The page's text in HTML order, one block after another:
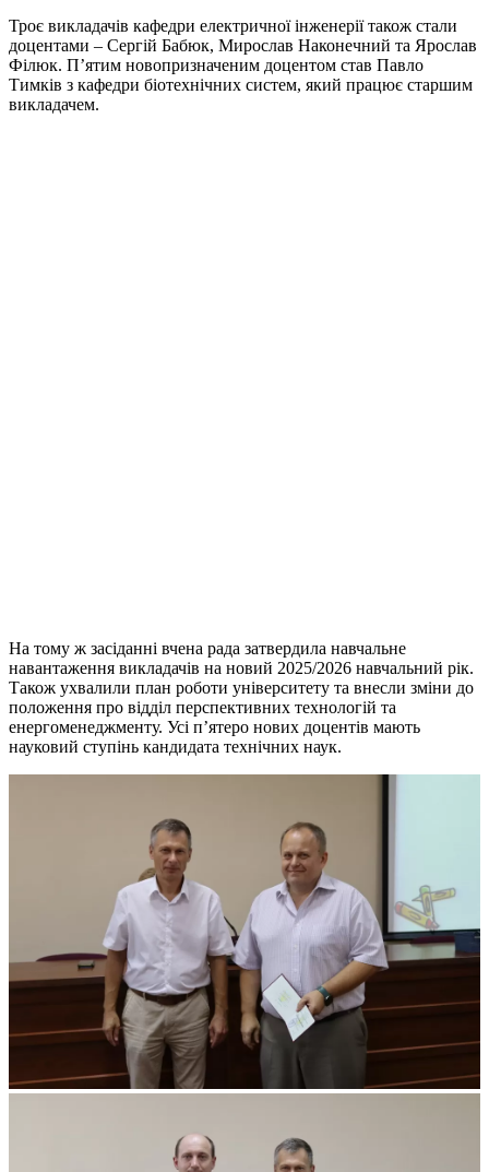
Троє викладачів кафедри електричної інженерії також стали
доцентами – Сергій Бабюк, Мирослав Наконечний та Ярослав
Філюк. П’ятим новопризначеним доцентом став Павло
Тимків з кафедри біотехнічних систем, який працює старшим
викладачем.
На тому ж засіданні вчена рада затвердила навчальне
навантаження викладачів на новий 2025/2026 навчальний рік.
Також ухвалили план роботи університету та внесли зміни до
положення про відділ перспективних технологій та
енергоменеджменту. Усі п’ятеро нових доцентів мають
науковий ступінь кандидата технічних наук.